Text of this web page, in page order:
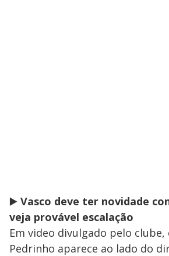
▶️ Vasco deve ter novidade
veja provável escalação
Em video divulgado pelo
Pedrinho aparece ao lado do